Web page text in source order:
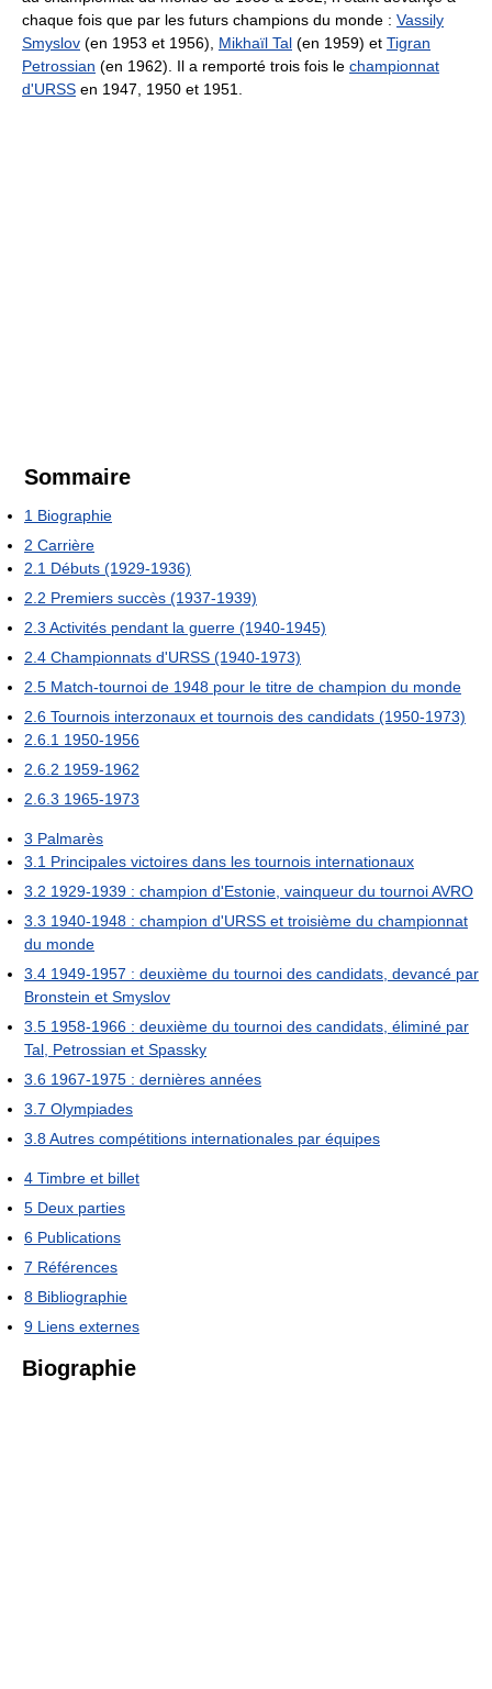
chaque fois que par les futurs champions du monde : Vassily
Smyslov (en 1953 et 1956), Mikhaïl Tal (en 1959) et Tigran
Petrossian (en 1962). Il a remporté trois fois le championnat
d'URSS en 1947, 1950 et 1951.
Sommaire
1 Biographie
2 Carrière
2.1 Débuts (1929-1936)
2.2 Premiers succès (1937-1939)
2.3 Activités pendant la guerre (1940-1945)
2.4 Championnats d'URSS (1940-1973)
2.5 Match-tournoi de 1948 pour le titre de champion du monde
2.6 Tournois interzonaux et tournois des candidats (1950-1973)
2.6.1 1950-1956
2.6.2 1959-1962
2.6.3 1965-1973
3 Palmarès
3.1 Principales victoires dans les tournois internationaux
3.2 1929-1939 : champion d'Estonie, vainqueur du tournoi AVRO
3.3 1940-1948 : champion d'URSS et troisième du championnat
du monde
3.4 1949-1957 : deuxième du tournoi des candidats, devancé par
Bronstein et Smyslov
3.5 1958-1966 : deuxième du tournoi des candidats, éliminé par
Tal, Petrossian et Spassky
3.6 1967-1975 : dernières années
3.7 Olympiades
3.8Autres compétitions internationales par équipes
4 Timbre et billet
5 Deux parties
6 Publications
7 Références
8 Bibliographie
9 Liens externes
Biographie